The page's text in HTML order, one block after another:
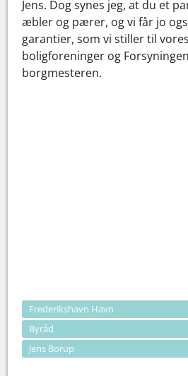
Jens. Dog synes jeg, at du et
æbler og pærer, og vi får jo
garantier, som vi stiller til
boligforeninger og
borgmesteren.
Frederikshavn Havn
Byråd
Jens Borup